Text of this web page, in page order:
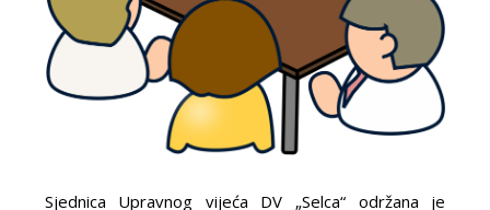
Sjednica Upravnog vijeća DV „Selca“ održana je